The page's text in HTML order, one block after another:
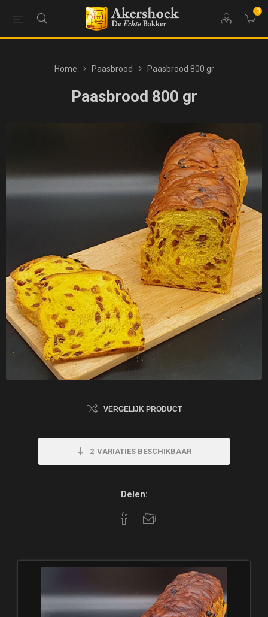
0
Home Paasbrood Paasbrood 800 gr
Paasbrood 800 gr
VERGELIJK PRODUCT
2 VARIATIES BESCHIKBAAR
Delen: